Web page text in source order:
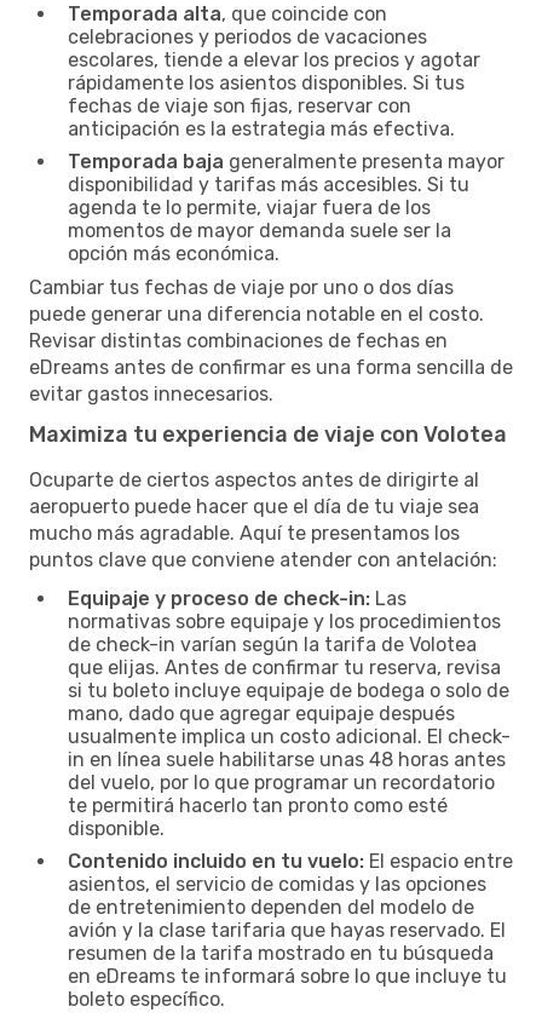
Temporada alta, que coincide con
celebraciones y periodos de vacaciones
escolares, tiende a elevar los precios y agotar
rápidamente los asientos disponibles. Si tus
fechas de viaje son fijas, reservar con
anticipación es la estrategia más efectiva.
Temporada baja generalmente presenta mayor
disponibilidad y tarifas más accesibles. Si tu
agenda te lo permite, viajar fuera de los
momentos de mayor demanda suele ser la
opción más económica.
Cambiar tus fechas de viaje por uno o dos días
puede generar una diferencia notable en el costo.
Revisar distintas combinaciones de fechas en
eDreams antes de confirmar es una forma sencilla de
evitar gastos innecesarios.
Maximiza tu experiencia de viaje con Volotea
Ocuparte de ciertos aspectos antes de dirigirte al
aeropuerto puede hacer que el día de tu viaje sea
mucho más agradable. Aquí te presentamos los
puntos clave que conviene atender con antelación:
Equipaje y proceso de check-in: Las
normativas sobre equipaje y los procedimientos
de check-in varían según la tarifa de Volotea
que elijas. Antes de confirmar tu reserva, revisa
si tu boleto incluye equipaje de bodega o solo de
mano, dado que agregar equipaje después
usualmente implica un costo adicional. El check-
in en línea suele habilitarse unas 48 horas antes
del vuelo, por lo que programar un recordatorio
te permitirá hacerlo tan pronto como esté
disponible.
Contenido incluido en tu vuelo: El espacio entre
asientos, el servicio de comidas y las opciones
de entretenimiento dependen del modelo de
avión y la clase tarifaria que hayas reservado. El
resumen de la tarifa mostrado en tu búsqueda
en eDreams te informará sobre lo que incluye tu
boleto específico.